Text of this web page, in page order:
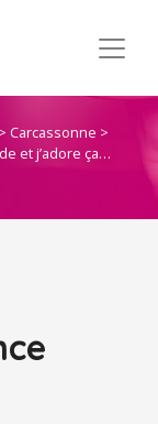
> Carcassonne >
et j’adore ça…